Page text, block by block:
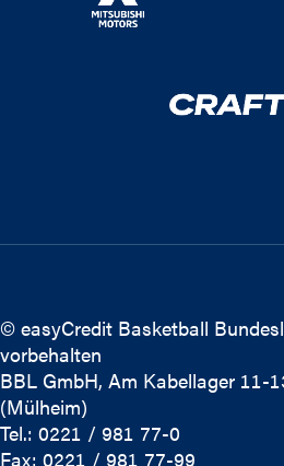
© easyCredit Basketball
vorbehalten
BBL GmbH, Am Kabellager 11-
(Mülheim)
Tel.: 0221 / 981 77-0
Fax: 0221 / 981 77-99